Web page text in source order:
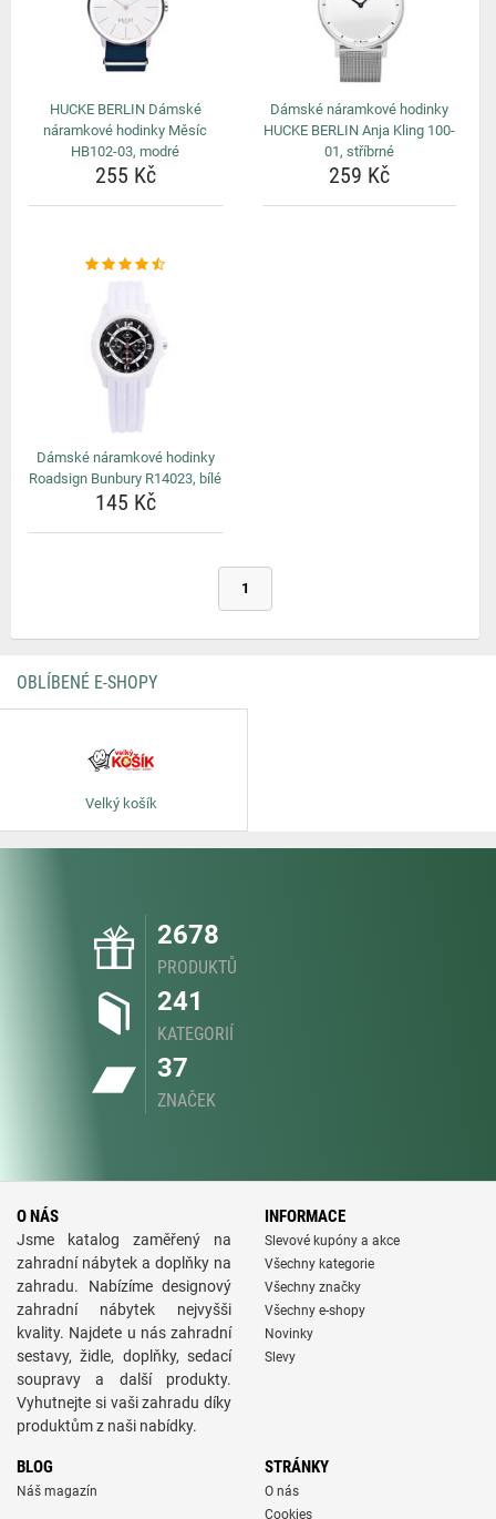
HUCKE BERLIN Dámské
náramkové hodinky Měsíc
HB102-03, modré
255 Kč
Dámské náramkové hodinky
HUCKE BERLIN Anja Kling 100-
01, stříbrné
259 Kč
Dámské náramkové hodinky
Roadsign Bunbury R14023, bílé
145 Kč
1
OBLÍBENÉ E-SHOPY
Velký košík
2678
PRODUKTŮ
241
KATEGORIÍ
37
ZNAČEK
O NÁS
Jsme katalog zaměřený na
zahradní nábytek a doplňky na
zahradu. Nabízíme designový
zahradní nábytek nejvyšši
kvality. Najdete u nás zahradní
sestavy, židle, doplňky, sedací
soupravy a další produkty.
Vyhutnejte si vaši zahradu díky
produktům z naši nabídky.
INFORMACE
Slevové kupóny a akce
Všechny kategorie
Všechny značky
Všechny e-shopy
Novinky
Slevy
BLOG
Náš magazín
STRÁNKY
O nás
Cookies